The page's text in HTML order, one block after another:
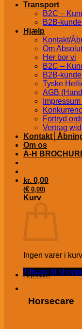
Transport
B2C –
B2B-
Hjælp
Kontakt/
Om
Her bor vi
B2C –
B2B-
Tyske
AGB
Fortryd
Vertrag
Om os
A-H
kr. 0,00
(€ 0,00)
Kurv
Ingen varer i
Tilbage til
Plejemidler
Horsecare